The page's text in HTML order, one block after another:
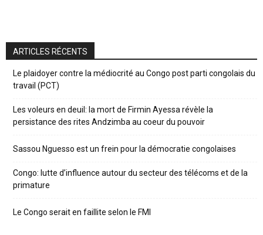
ARTICLES RÉCENTS
Le plaidoyer contre la médiocrité au Congo post parti congolais du
travail (PCT)
Les voleurs en deuil: la mort de Firmin Ayessa révèle la
persistance des rites Andzimba au coeur du pouvoir
Sassou Nguesso est un frein pour la démocratie congolaises
Congo: lutte d’influence autour du secteur des télécoms et de la
primature
Le Congo serait en faillite selon le FMI